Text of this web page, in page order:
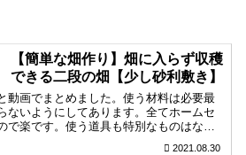
【簡単な畑作り】畑に入らず収穫
できる二段の畑【少し砂利敷き】
動画でまとめました。使う材料は必要最
ないようにしてあります。全てホームセ
で楽です。使う道具も特別なものはな
2021.08.30